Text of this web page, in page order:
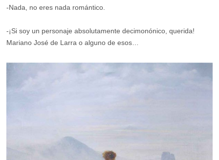
-Nada, no eres nada romántico.
-¡Si soy un personaje absolutamente decimonónico, querida!
Mariano José de Larra o alguno de esos…